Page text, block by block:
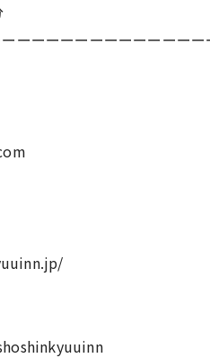
ーーーーーーーーーーーー